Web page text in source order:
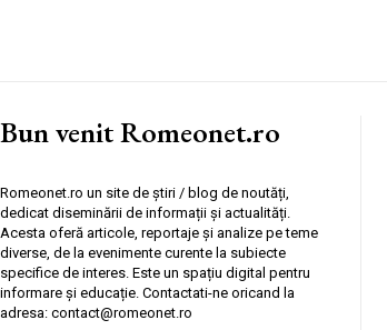
Bun venit Romeonet.ro
Romeonet.ro un site de știri / blog de noutăți,
dedicat diseminării de informații și actualități.
Acesta oferă articole, reportaje și analize pe teme
diverse, de la evenimente curente la subiecte
specifice de interes. Este un spațiu digital pentru
informare și educație. Contactati-ne oricand la
adresa: contact@romeonet.ro